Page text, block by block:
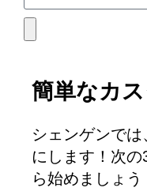
簡単なカ
シェンゲンで
にします！次
ら始めましょう